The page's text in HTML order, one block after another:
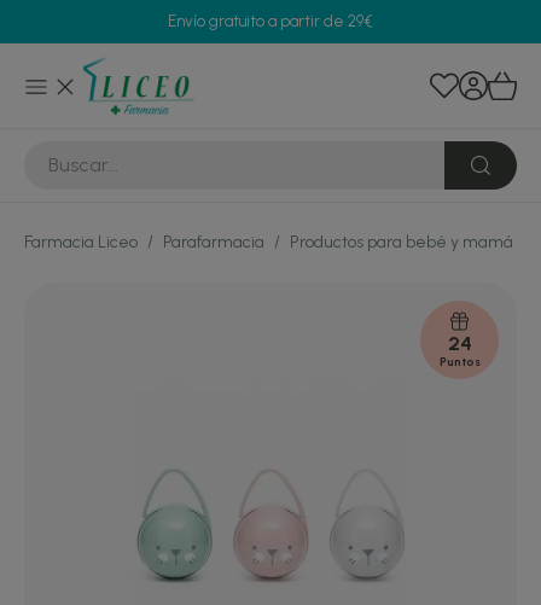
Envío gratuito a partir de 29€
Farmacia Liceo / Parafarmacia / Productos para bebé y mamá
24
Puntos